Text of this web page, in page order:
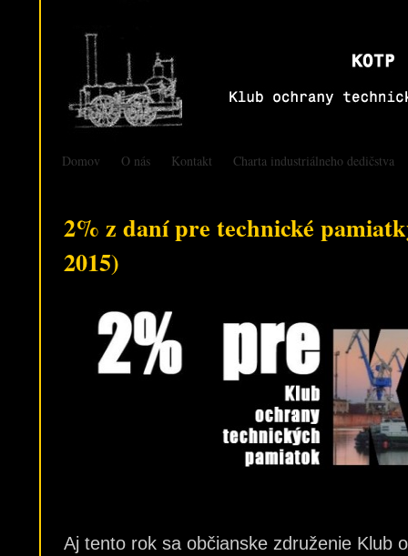
Domov O nás Kontakt Charta industriálneho dedičstva
2% z daní pre technické
2015)
Aj tento rok sa občianske združenie Klub